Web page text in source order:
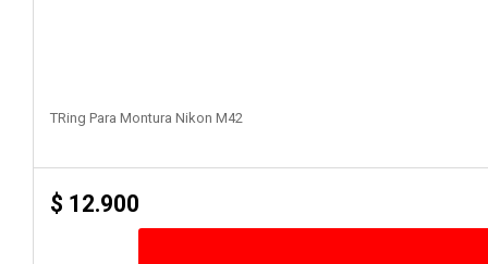
TRing Para Montura Nikon M42
$ 12.900